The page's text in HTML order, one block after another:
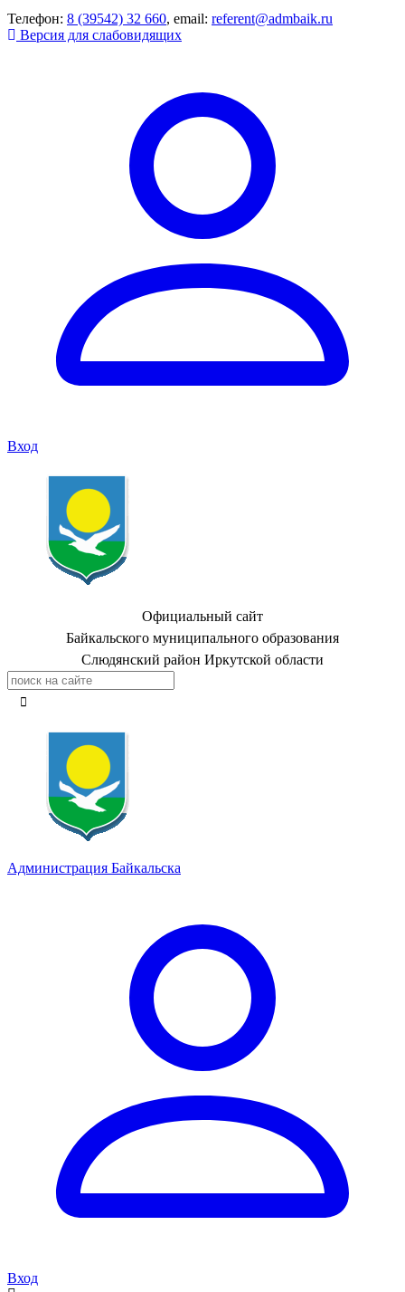
Телефон: 8 (39542) 32 660, email: referent@admbaik.ru
Версия для слабовидящих
Вход
Официальный сайт
Байкальского муниципального образования
Слюдянский район Иркутской области
Администрация Байкальска
Вход